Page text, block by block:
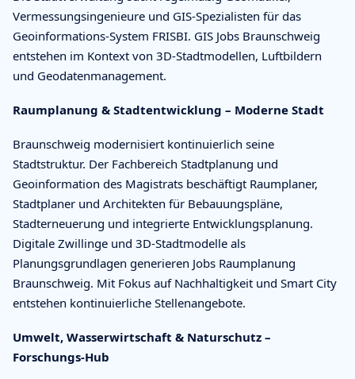
Vermessungsingenieure und GIS-Spezialisten für das
Geoinformations-System FRISBI. GIS Jobs Braunschweig
entstehen im Kontext von 3D-Stadtmodellen, Luftbildern
und Geodatenmanagement.
Raumplanung & Stadtentwicklung – Moderne Stadt
Braunschweig modernisiert kontinuierlich seine
Stadtstruktur. Der Fachbereich Stadtplanung und
Geoinformation des Magistrats beschäftigt Raumplaner,
Stadtplaner und Architekten für Bebauungspläne,
Stadterneuerung und integrierte Entwicklungsplanung.
Digitale Zwillinge und 3D-Stadtmodelle als
Planungsgrundlagen generieren Jobs Raumplanung
Braunschweig. Mit Fokus auf Nachhaltigkeit und Smart City
entstehen kontinuierliche Stellenangebote.
Umwelt, Wasserwirtschaft & Naturschutz –
Forschungs-Hub